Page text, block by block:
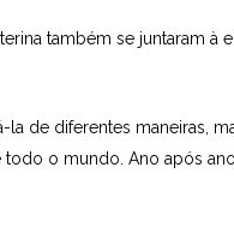
também se juntaram à
de diferentes maneiras,
o mundo. Ano após